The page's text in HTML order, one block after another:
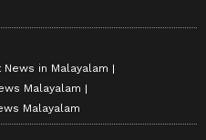
News in Malayalam
Malayalam
Malayalam